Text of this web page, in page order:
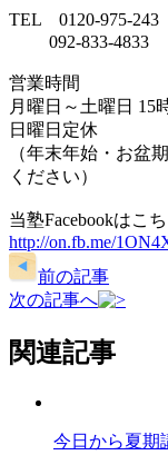
TEL 0120-975-243
092-833-4833
営業時間
月曜日～土曜日 15
日曜日定休
（年末年始・お盆
ください）
当塾Facebookはこ
http://on.fb.me/
前の記事
次の記事へ
関連記事
今日から夏期